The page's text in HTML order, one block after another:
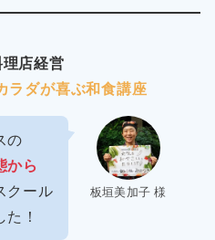
理店経営
ラダが喜ぶ和食講座
板垣美加子 様
の
から
クール
！